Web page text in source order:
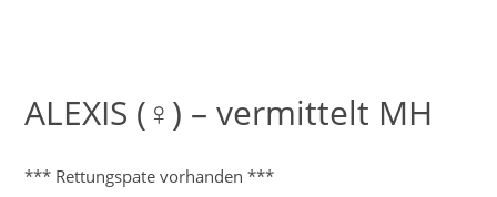
ALEXIS (♀) – vermittelt MH
*** Rettungspate vorhanden ***